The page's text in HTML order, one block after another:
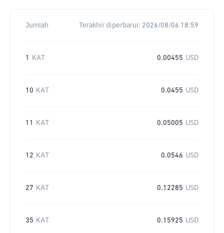
Jumlah Terakhir diperbarui: 2026/08/06 18:59
1 KAT 0.00455 USD
10 KAT 0.0455 USD
11 KAT 0.05005 USD
12 KAT 0.0546 USD
27 KAT 0.12285 USD
35 KAT 0.15925 USD